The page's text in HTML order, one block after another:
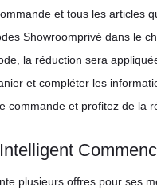
et tous les articles
Showroomprivé dans le
la réduction sera
et compléter les
commande et profitez de la
plusieurs offres pour ses